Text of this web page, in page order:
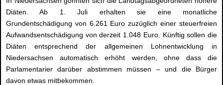
Diäten. Ab 1. Juli erhalten sie eine monatliche
Grundentschädigung von 6.261 Euro zuzüglich einer steuerfreien
Aufwandsentschädigung von derzeit 1.048 Euro. Künftig sollen die
Diäten entsprechend der allgemeinen Lohnentwicklung in
Niedersachsen automatisch erhöht werden, ohne dass die
Parlamentarier darüber abstimmen müssen – und die Bürger
davon etwas mitbekommen.